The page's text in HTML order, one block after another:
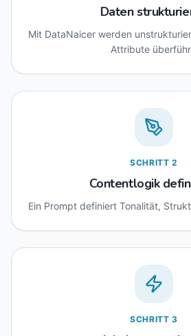
Daten
Mit DataNaicer werden
Attribute
SCHRITT 2
Contentlogik
Ein Prompt definiert Tonalität,
SCHRITT 3